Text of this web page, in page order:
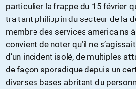
particulier la frappe du 15 février
traitant philippin du secteur de la
membre des services américains
convient de noter qu’il ne
d’un incident isolé, de multiples
de façon sporadique depuis un
diverses bases abritant du